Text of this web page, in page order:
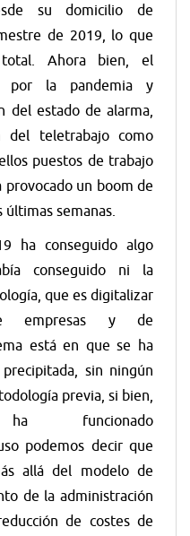
su domicilio de
de 2019, lo que
Ahora bien, el
por la pandemia y
del estado de alarma,
del teletrabajo como
puestos de trabajo
un boom de
semanas.
ha conseguido algo
conseguido ni la
que es digitalizar
empresas y de
está en que se ha
sin ningún
previa, si bien,
ha funcionado
podemos decir que
allá del modelo de
de la administración
de costes de